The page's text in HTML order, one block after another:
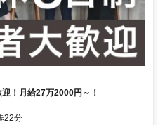
！月給27万2000円～！
歩22分